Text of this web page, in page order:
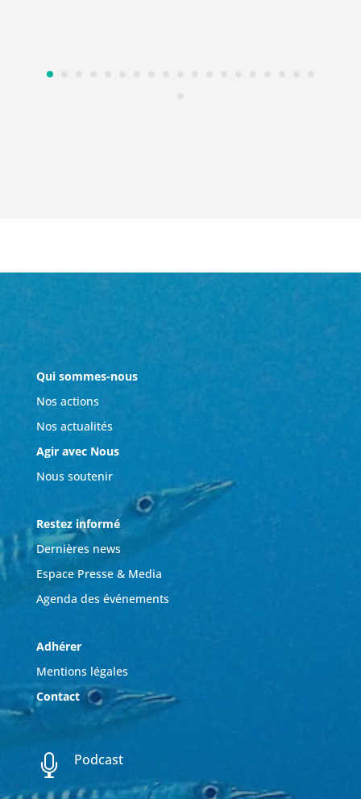
Qui sommes-nous
Nos actions
Nos actualités
Agir avec Nous
Nous soutenir
Restez informé
Dernières news
Espace Presse & Media
Agenda des événements
Adhérer
Mentions légales
Contact
 Podcast